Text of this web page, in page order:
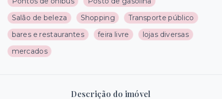
Salão de beleza
Shopping
Transporte público
bares e restaurantes
feira livre
lojas diversas
mercados
Descrição do imóvel